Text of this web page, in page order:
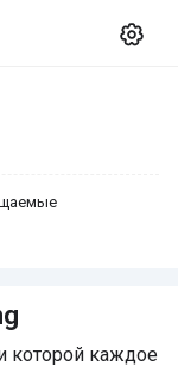
которой каждое